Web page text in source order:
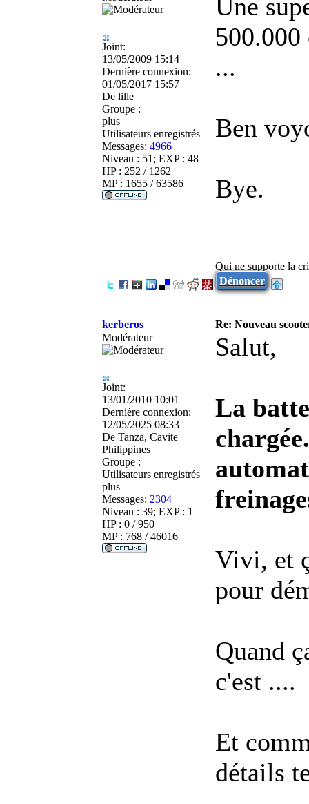
Joint:
13/05/2009 15:14
Dernière connexion:
01/05/2017 15:57
De lille
Groupe :
plus
Utilisateurs enregistrés
Messages: 4966
Niveau : 51; EXP : 48
HP : 252 / 1262
MP : 1655 / 63586
Une
500.000
...
Ben
Bye.
Qui ne supporte la
Dénoncer
kerberos
Re: Nouveau
Modérateur
Joint:
13/01/2010 10:01
Dernière connexion:
12/05/2025 08:33
De Tanza, Cavite
Philippines
Groupe :
Utilisateurs enregistrés
plus
Messages: 2304
Niveau : 39; EXP : 1
HP : 0 / 950
MP : 768 / 46016
Salut,
La
Vivi, et
pour
Quand
c'est ....
Et
détails